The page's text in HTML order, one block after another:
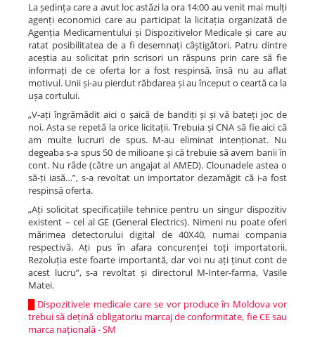
La ședința care a avut loc astăzi la ora 14:00 au venit mai mulți
agenți economici care au participat la licitația organizată de
Agenția Medicamentului și Dispozitivelor Medicale și care au
ratat posibilitatea de a fi desemnați câștigători. Patru dintre
aceștia au solicitat prin scrisori un răspuns prin care să fie
informați de ce oferta lor a fost respinsă, însă nu au aflat
motivul. Unii și-au pierdut răbdarea și au început o ceartă ca la
ușa cortului.
„V-ați îngrămădit aici o șaică de bandiți și și vă bateți joc de
noi. Asta se repetă la orice licitații. Trebuia și CNA să fie aici că
am multe lucruri de spus. M-au eliminat intenționat. Nu
degeaba s-a spus 50 de milioane și că trebuie să avem banii în
cont. Nu râde (către un angajat al AMED). Clounadele astea o
să-ți iasă…”, s-a revoltat un importator dezamăgit că i-a fost
respinsă oferta.
„Ați solicitat specificațiile tehnice pentru un singur dispozitiv
existent – cel al GE (General Electrics). Nimeni nu poate oferi
mărimea detectorului digital de 40X40, numai compania
respectivă. Ați pus în afara concurenței toți importatorii.
Rezoluția este foarte importantă, dar voi nu ați ținut cont de
acest lucru”, s-a revoltat și directorul M-Inter-farma, Vasile
Matei.
Dispozitivele medicale care se vor produce în Moldova vor
trebui să dețină obligatoriu marcaj de conformitate, fie CE sau
marca națională - SM